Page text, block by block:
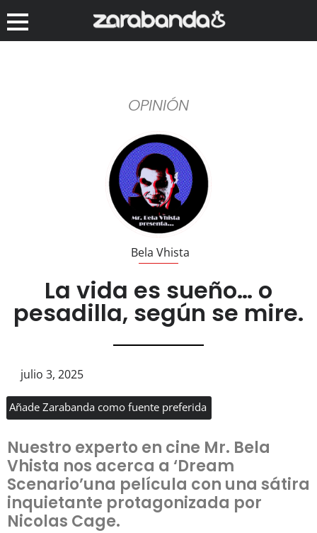
OPINIÓN
Bela Vhista
La vida es sueño… o
pesadilla, según se mire.
julio 3, 2025
Añade Zarabanda como fuente preferida
Nuestro experto en cine Mr. Bela
Vhista nos acerca a ‘Dream
Scenario’una película con una sátira
inquietante protagonizada por
Nicolas Cage.